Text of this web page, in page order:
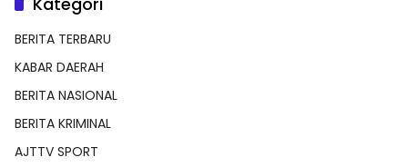
BERITA TERBARU
KABAR DAERAH
BERITA NASIONAL
BERITA KRIMINAL
AJTTV SPORT